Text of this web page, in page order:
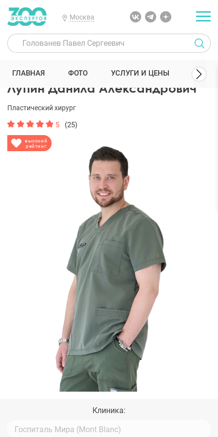
Москва
300 Экспертов Пластические хирурги Лупин Данила
Лупин Данила Александрович
высокий
рейтинг
Пластический хирург
5 (25)
Клиника:
ГЛАВНАЯ ФОТО УСЛУГИ И ЦЕНЫ